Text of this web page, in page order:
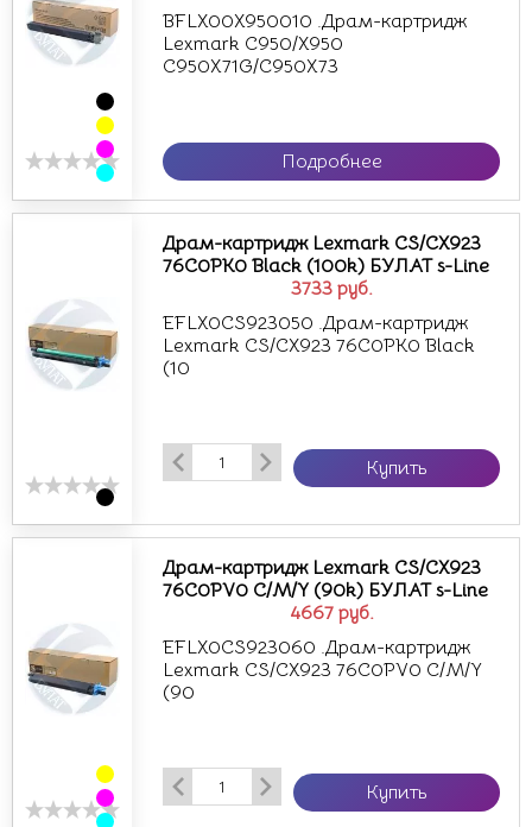
BFLX00X950010 .Драм-картридж
Lexmark C950/X950
C950X71G/C950X73
Подробнее
3733 руб.
Драм-картридж Lexmark CS/CX923
76C0PK0 Black (100k) БУЛАТ s-Line
EFLX0CS923050 .Драм-картридж
Lexmark CS/CX923 76C0PK0 Black
(10
Купить
4667 руб.
Драм-картридж Lexmark CS/CX923
76C0PV0 C/M/Y (90k) БУЛАТ s-Line
EFLX0CS923060 .Драм-картридж
Lexmark CS/CX923 76C0PV0 C/M/Y
(90
Купить